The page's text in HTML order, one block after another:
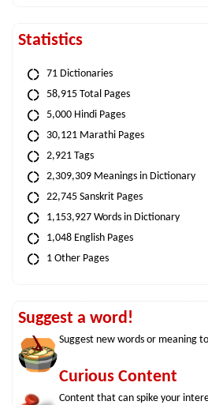
Statistics
71 Dictionaries
58,915 Total Pages
5,000 Hindi Pages
30,121 Marathi Pages
2,921 Tags
2,309,309 Meanings in Dictionary
22,745 Sanskrit Pages
1,153,927 Words in Dictionary
1,048 English Pages
1 Other Pages
Suggest a word!
Suggest new words or meaning
Curious Content
Content that can spike your